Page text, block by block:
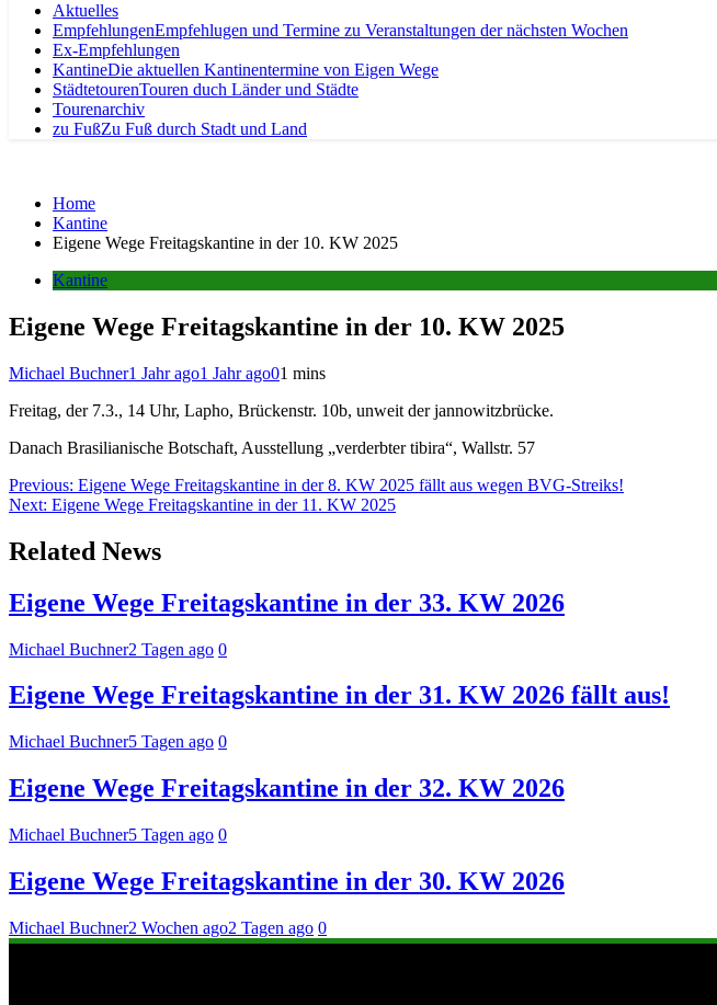
Aktuelles
EmpfehlungenEmpfehlugen und Termine zu Veranstaltungen der nächsten Wochen
Ex-Empfehlungen
KantineDie aktuellen Kantinentermine von Eigen Wege
StädtetourenTouren duch Länder und Städte
Tourenarchiv
zu FußZu Fuß durch Stadt und Land
Home
Kantine
Eigene Wege Freitagskantine in der 10. KW 2025
Kantine
Eigene Wege Freitagskantine in der 10. KW 2025
Michael Buchner1 Jahr ago1 Jahr ago01 mins
Freitag, der 7.3., 14 Uhr, Lapho, Brückenstr. 10b, unweit der jannowitzbrücke.
Danach Brasilianische Botschaft, Ausstellung „verderbter tibira“, Wallstr. 57
Beitragsnavigation
Previous: Eigene Wege Freitagskantine in der 8. KW 2025 fällt aus wegen BVG-Streiks!
Next: Eigene Wege Freitagskantine in der 11. KW 2025
Related News
Eigene Wege Freitagskantine in der 33. KW 2026
Michael Buchner2 Tagen ago 0
Eigene Wege Freitagskantine in der 31. KW 2026 fällt aus!
Michael Buchner5 Tagen ago 0
Eigene Wege Freitagskantine in der 32. KW 2026
Michael Buchner5 Tagen ago 0
Eigene Wege Freitagskantine in der 30. KW 2026
Michael Buchner2 Wochen ago2 Tagen ago 0